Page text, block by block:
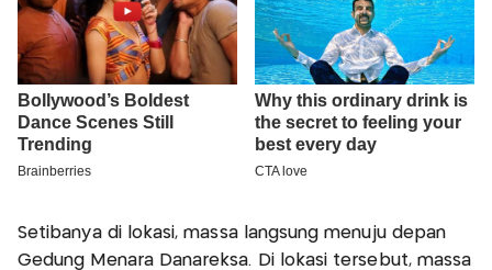
Setibanya di lokasi, massa langsung menuju depan
Gedung Menara Danareksa. Di lokasi tersebut, massa